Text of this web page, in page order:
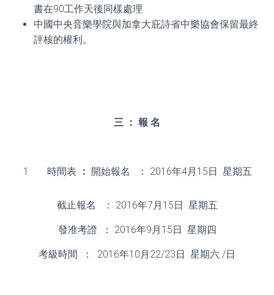
書在90工作天後同樣處理.
中國中央音樂學院與加拿大庇詩省中樂協會保留最終
評核的權利。
三 ： 報 名
時間表 ： 開始報名 ： 2016年4月15日 星期五
截止報名 ： 2016年7月15日 星期五
發准考證 ： 2016年9月15日 星期四
考級時間 ： 2016年10月22/23日 星期六 /日